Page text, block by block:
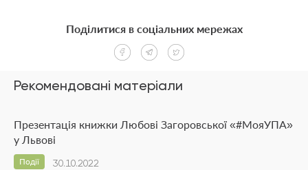
Рекомендовані матеріали
Презентація книжки Любові Загоровської «#МояУПА»
у Львові
30.10.2022
Події
Поділитися в соціальних мережах